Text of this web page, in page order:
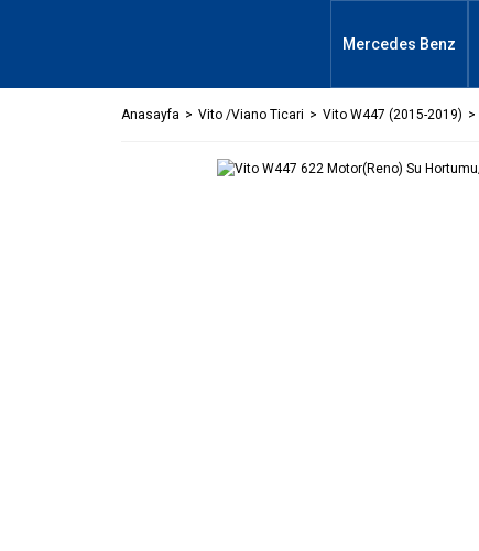
Mercedes Benz
Anasayfa Vito /Viano Ticari Vito W447 (2015-2019)